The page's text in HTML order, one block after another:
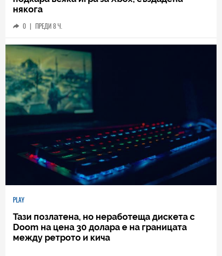
някога
0 | ПРЕДИ 8 Ч.
PLAY
Тази позлатена, но неработеща дискета с
Doom на цена 30 долара е на границата
между ретрото и кича